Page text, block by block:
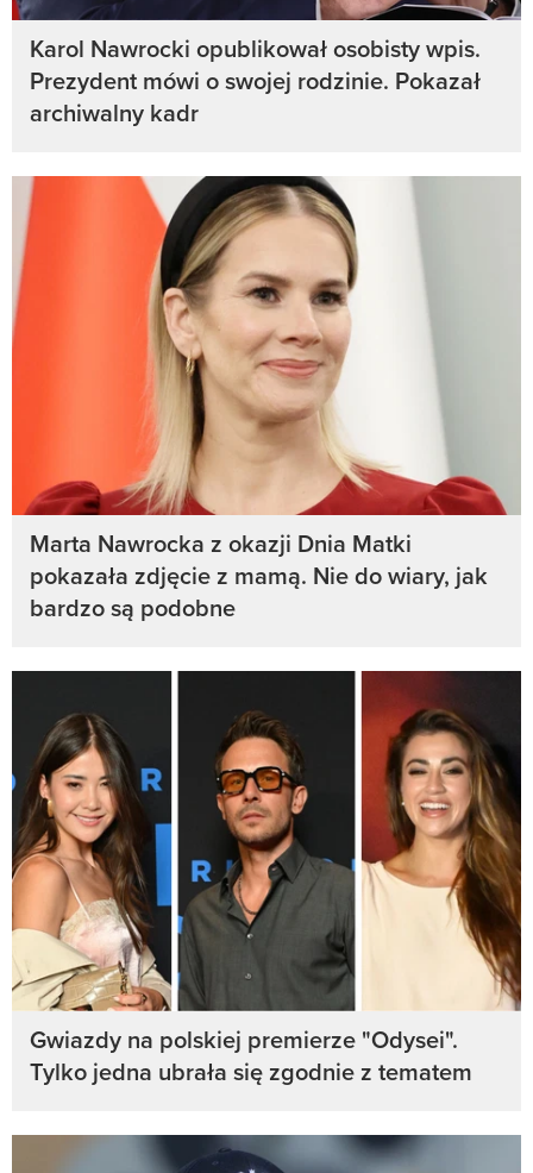
Karol Nawrocki opublikował osobisty wpis.
Prezydent mówi o swojej rodzinie. Pokazał
archiwalny kadr
Marta Nawrocka z okazji Dnia Matki
pokazała zdjęcie z mamą. Nie do wiary, jak
bardzo są podobne
Gwiazdy na polskiej premierze "Odysei".
Tylko jedna ubrała się zgodnie z tematem